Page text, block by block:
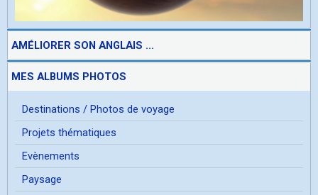
AMÉLIORER SON ANGLAIS ...
MES ALBUMS PHOTOS
Destinations / Photos de voyage
Projets thématiques
Evènements
Paysage